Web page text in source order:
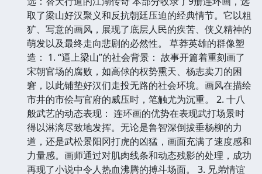
取了梁山好汉聚义和反抗朝廷压迫的经典情节。它以粗
犷、写意的画风，展现了底层人民的疾苦、侠义精神的
萌发以及最终走向悲剧的必然性。 草莽英雄的群像塑
造： 1. “逼上梁山”的社会背景： 故事开篇着重刻画了
宋朝官场的腐败，如高俅的权势熏天、杨志卖刀的困
窘，以此铺垫好汉们走投无路的社会环境。画风在描绘
市井的市侩与官府的威压时，笔触尤为沉重。 2. 十八
般武艺的动态表现： 连环画的优势在表现武打场景时
得以淋漓尽致地发挥。无论是鲁智深倒拔垂杨柳的力
道，还是武松景阳冈打虎的凶猛，画面充满了速度感和
力量感。画师通过对肌肉线条和动态残影的处理，成功
再现了小说中令人热血沸腾的搏斗场面。 3. 兄弟情谊